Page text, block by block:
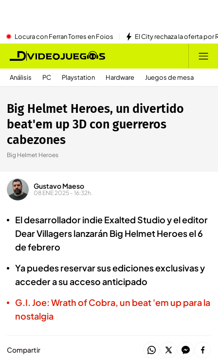
Locura con Ferran Torres en Foios El City rechaza la oferta por
Análisis PC Playstation Hardware Juegos de mesa
Big Helmet Heroes, un divertido
beat'em up 3D con guerreros
cabezones
Big Helmet Heroes
Gustavo Maeso
08 ENE 2025 - 16:32h.
El desarrollador indie Exalted Studio y el editor
Dear Villagers lanzarán Big Helmet Heroes el 6
de febrero
Ya puedes reservar sus ediciones exclusivas y
acceder a su acceso anticipado
G.I. Joe: Wrath of Cobra, un beat 'em up para la
nostalgia
Compartir